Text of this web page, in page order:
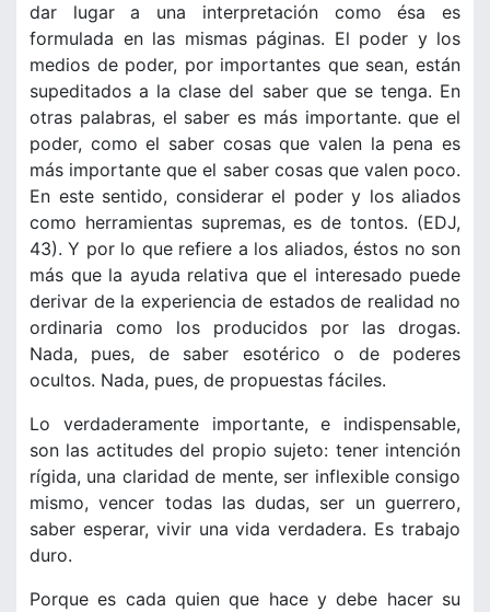
dar lugar a una interpretación como ésa es
formulada en las mismas páginas. El poder y los
medios de poder, por importantes que sean, están
supeditados a la clase del saber que se tenga. En
otras palabras, el saber es más importante. que el
poder, como el saber cosas que valen la pena es
más importante que el saber cosas que valen poco.
En este sentido, considerar el poder y los aliados
como herramientas supremas, es de tontos. (EDJ,
43). Y por lo que refiere a los aliados, éstos no son
más que la ayuda relativa que el interesado puede
derivar de la experiencia de estados de realidad no
ordinaria como los producidos por las drogas.
Nada, pues, de saber esotérico o de poderes
ocultos. Nada, pues, de propuestas fáciles.
Lo verdaderamente importante, e indispensable,
son las actitudes del propio sujeto: tener intención
rígida, una claridad de mente, ser inflexible consigo
mismo, vencer todas las dudas, ser un guerrero,
saber esperar, vivir una vida verdadera. Es trabajo
duro.
Porque es cada quien que hace y debe hacer su